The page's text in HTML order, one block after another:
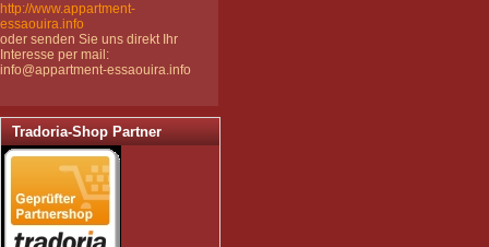
http://www.appartment-
essaouira.info
oder senden Sie uns direkt Ihr
Interesse per mail:
info@appartment-essaouira.info
Tradoria-Shop Partner